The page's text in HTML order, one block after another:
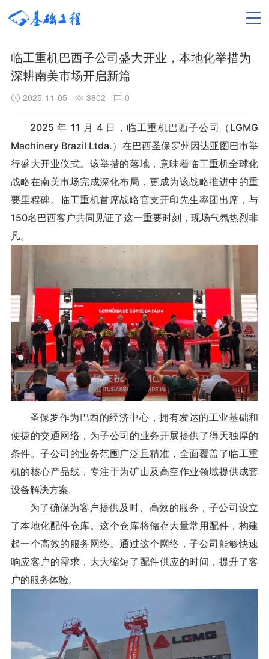
临工重机巴西子公司盛大开业，本地化举措为
深耕南美市场开启新篇
2025-11-05 3802 0
2025 年 11 月 4 日，临工重机巴西子公司（LGMG
Machinery Brazil Ltda.）在巴西圣保罗州因达亚图巴市举
行盛大开业仪式。该举措的落地，意味着临工重机全球化
战略在南美市场完成深化布局，更成为该战略推进中的重
要里程碑。临工重机首席战略官支开印先生率团出席，与
150名巴西客户共同见证了这一重要时刻，现场气氛热烈非
凡。
圣保罗作为巴西的经济中心，拥有发达的工业基础和
便捷的交通网络，为子公司的业务开展提供了得天独厚的
条件。子公司的业务范围广泛且精准，全面覆盖了临工重
机的核心产品线，专注于为矿山及高空作业领域提供成套
设备解决方案。
为了确保为客户提供及时、高效的服务，子公司设立
了本地化配件仓库。这个仓库将储存大量常用配件，构建
起一个高效的服务网络。通过这个网络，子公司能够快速
响应客户的需求，大大缩短了配件供应的时间，提升了客
户的服务体验。